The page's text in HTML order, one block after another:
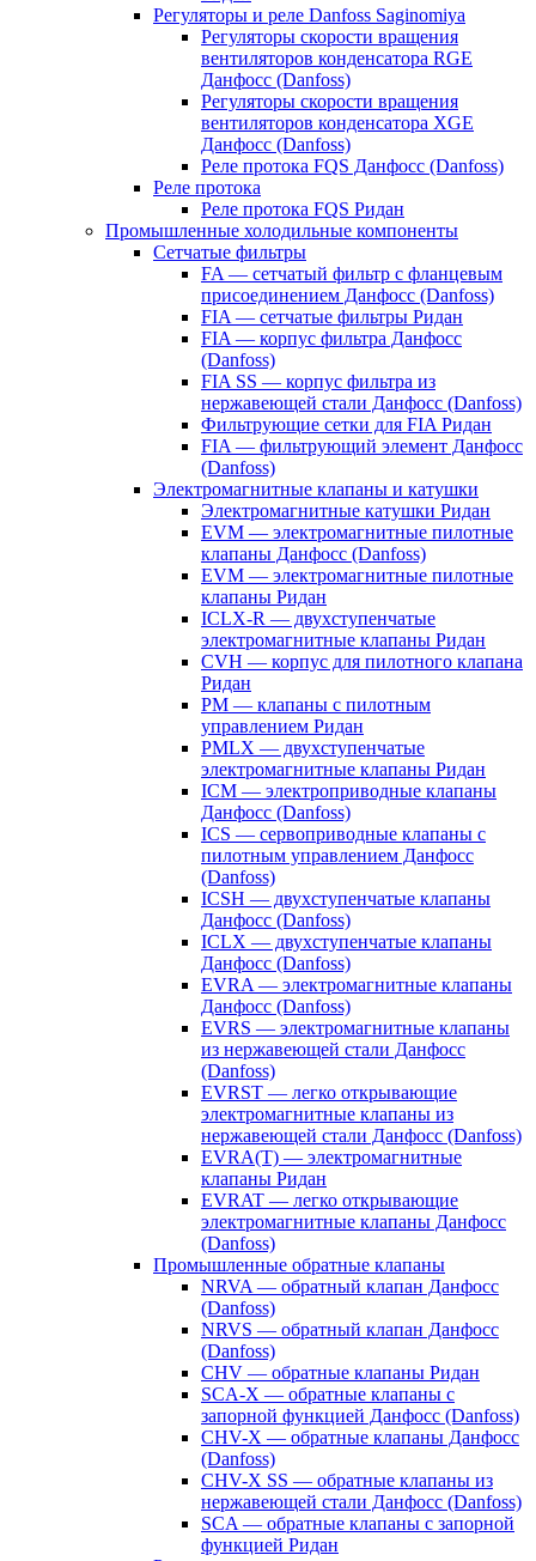
Регуляторы и реле Danfoss Saginomiya
Регуляторы скорости вращения
вентиляторов конденсатора RGE
Данфосс (Danfoss)
Регуляторы скорости вращения
вентиляторов конденсатора XGE
Данфосс (Danfoss)
Реле протока FQS Данфосс (Danfoss)
Реле протока
Реле протока FQS Ридан
Промышленные холодильные компоненты
Сетчатые фильтры
FA — сетчатый фильтр с фланцевым
присоединением Данфосс (Danfoss)
FIA — сетчатые фильтры Ридан
FIA — корпус фильтра Данфосс
(Danfoss)
FIA SS — корпус фильтра из
нержавеющей стали Данфосс (Danfoss)
Фильтрующие сетки для FIA Ридан
FIA — фильтрующий элемент Данфосс
(Danfoss)
Электромагнитные клапаны и катушки
Электромагнитные катушки Ридан
EVM — электромагнитные пилотные
клапаны Данфосс (Danfoss)
EVM — электромагнитные пилотные
клапаны Ридан
ICLX-R — двухступенчатые
электромагнитные клапаны Ридан
CVH — корпус для пилотного клапана
Ридан
PM — клапаны с пилотным
управлением Ридан
PMLX — двухступенчатые
электромагнитные клапаны Ридан
ICM — электроприводные клапаны
Данфосс (Danfoss)
ICS — сервоприводные клапаны с
пилотным управлением Данфосс
(Danfoss)
ICSH — двухступенчатые клапаны
Данфосс (Danfoss)
ICLX — двухступенчатые клапаны
Данфосс (Danfoss)
EVRA — электромагнитные клапаны
Данфосс (Danfoss)
EVRS — электромагнитные клапаны
из нержавеющей стали Данфосс
(Danfoss)
EVRST — легко открывающие
электромагнитные клапаны из
нержавеющей стали Данфосс (Danfoss)
EVRA(T) — электромагнитные
клапаны Ридан
EVRAT — легко открывающие
электромагнитные клапаны Данфосс
(Danfoss)
Промышленные обратные клапаны
NRVA — обратный клапан Данфосс
(Danfoss)
NRVS — обратный клапан Данфосс
(Danfoss)
CHV — обратные клапаны Ридан
SCA-X — обратные клапаны с
запорной функцией Данфосс (Danfoss)
CHV-X — обратные клапаны Данфосс
(Danfoss)
CHV-X SS — обратные клапаны из
нержавеющей стали Данфосс (Danfoss)
SCA — обратные клапаны с запорной
функцией Ридан